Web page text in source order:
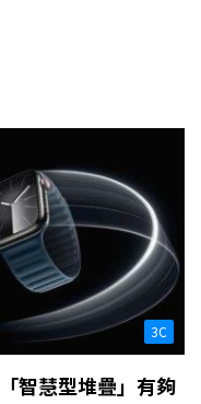
3C
慧型堆疊」有夠